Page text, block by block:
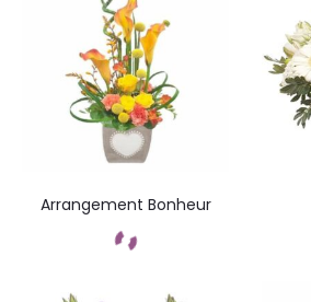
Arrangement Bonheur
Commandez